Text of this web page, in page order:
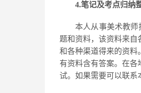
4.笔记及考点归纳
本人从事美术教
题和资料，该资料来自
和各种渠道得来的资料
有资料含有答案。在各
试。如果需要可以联系